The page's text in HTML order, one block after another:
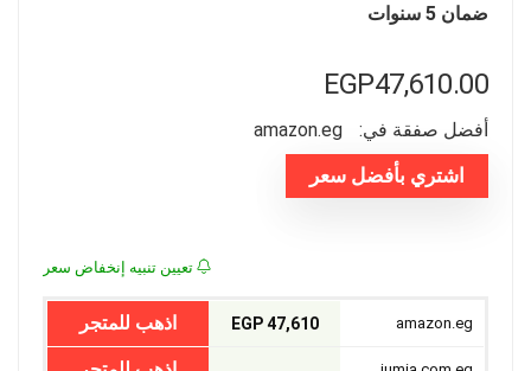
ضمان 5 سنوات
EGP47,610.00
أفضل صفقة في: amazon.eg
اشتري بأفضل سعر
تعيين تنبيه إنخفاض سعر
47,610 EGP اذهب للمتجر